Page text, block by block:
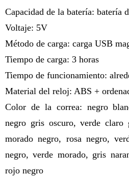
Capacidad de la batería: batería
Voltaje: 5V
Método de carga: carga USB
Tiempo de carga: 3 horas
Tiempo de funcionamiento:
Material del reloj: ABS +
Color de la correa: negro
negro gris oscuro, verde claro
morado negro, rosa negro,
negro, verde morado, gris
rojo negro